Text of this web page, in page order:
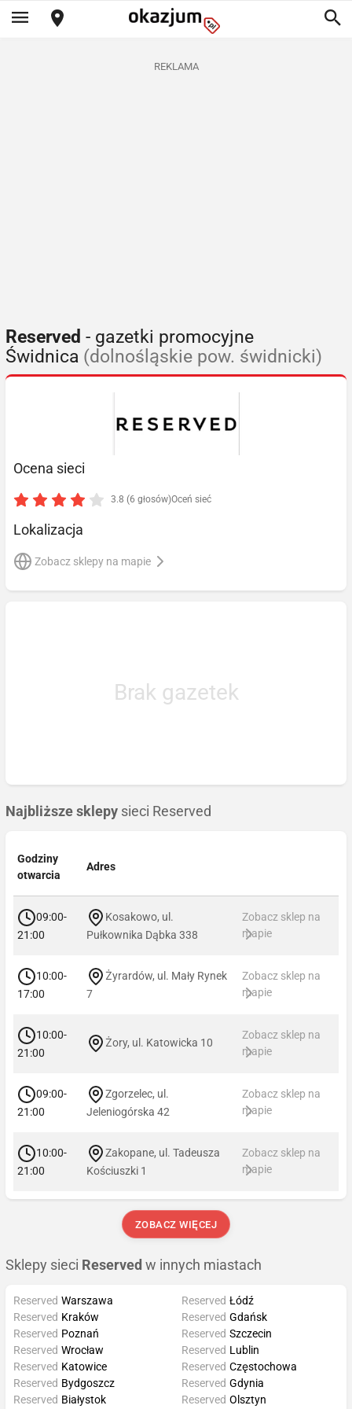
REKLAMA
Reserved - gazetki promocyjne
Świdnica (dolnośląskie pow. świdnicki)
Ocena sieci
3.8 (6 głosów)Oceń sieć
Lokalizacja
Zobacz sklepy na mapie
Brak gazetek
Najbliższe sklepy sieci Reserved
Godziny
otwarcia
Adres
09:00-
21:00
Kosakowo, ul.
Pułkownika Dąbka 338
Zobacz sklep na
mapie
10:00-
17:00
Żyrardów, ul. Mały Rynek
7
Zobacz sklep na
mapie
10:00-
21:00
Żory, ul. Katowicka 10
Zobacz sklep na
mapie
09:00-
21:00
Zgorzelec, ul.
Jeleniogórska 42
Zobacz sklep na
mapie
10:00-
21:00
Zakopane, ul. Tadeusza
Kościuszki 1
Zobacz sklep na
mapie
ZOBACZ WIĘCEJ
Sklepy sieci Reserved w innych miastach
Reserved Warszawa
Reserved Kraków
Reserved Poznań
Reserved Wrocław
Reserved Łódź
Reserved Gdańsk
Reserved Szczecin
Reserved Lublin
Reserved Katowice
Reserved Bydgoszcz
Reserved Białystok
Reserved Częstochowa
Reserved Gdynia
Reserved Olsztyn